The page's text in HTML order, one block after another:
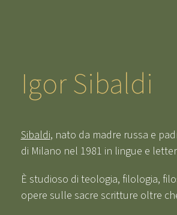
Igor Sibaldi
Sibaldi, nato da madre russa e
di Milano nel 1981 in lingue e
È studioso di teologia, filologia,
opere sulle sacre scritture oltre